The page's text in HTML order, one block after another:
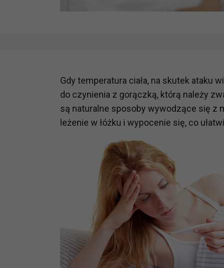
Gdy temperatura ciała, na skutek ataku
do czynienia z gorączką, którą należy
są naturalne sposoby wywodzące się z
leżenie w łóżku i wypocenie się, co